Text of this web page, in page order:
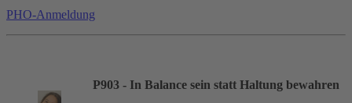
PHO-Anmeldung
P903 - In Balance sein statt Haltung bewahren